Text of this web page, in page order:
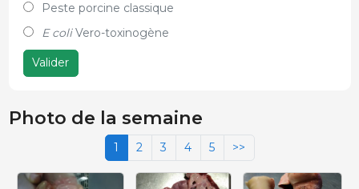
Peste porcine classique
E coliVero-toxinogène
Valider
Photo de la semaine
1 2 3 4 5 >>